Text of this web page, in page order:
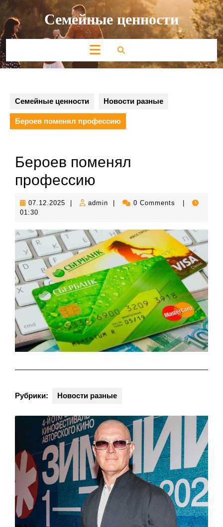
Перейти
содержимому Семейные ценности
Кнопка
Открыть
Семейные ценности Новости разные
Бероев поменял профессию
Бероев поменял
профессию
07.12.2025 07.12.2025
admin admin 0 Comments
01:30
Рубрики: Новости разные